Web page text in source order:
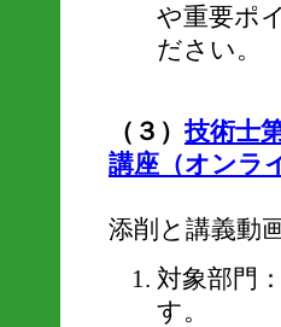
や重要ポ
ださい。
（３）技術士
講座（オンラ
添削と講義動
対象部門：
す。